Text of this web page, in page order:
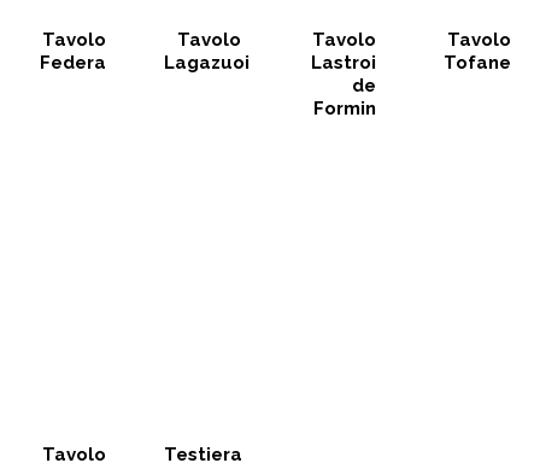
Tavolo
Federa
Tavolo
Lagazuoi
Tavolo
Lastroi
de
Formin
Tavolo
Tofane
Tavolo Testiera